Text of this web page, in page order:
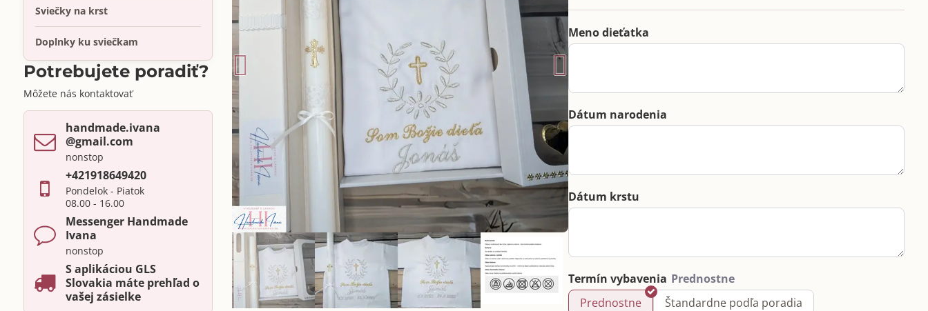
Meno dieťatka
Dátum narodenia
Dátum krstu
Termín vybavenia
Prednostne
Štandardne podľa poradia
Sviečky na krst
Doplnky ku sviečkam
Potrebujete poradiť?
Môžete nás kontaktovať
handmade​.ivana ​
@gmail​.com
nonstop
+421918649420
Pondelok - Piatok
08.00 - 16.00
Messenger Handmade
Ivana
nonstop
S aplikáciou GLS
Slovakia máte prehľad o
vašej zásielke